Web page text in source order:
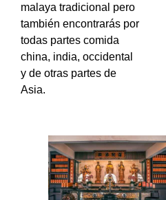
malaya tradicional pero
también encontrarás por
todas partes comida
china, india, occidental
y de otras partes de
Asia.